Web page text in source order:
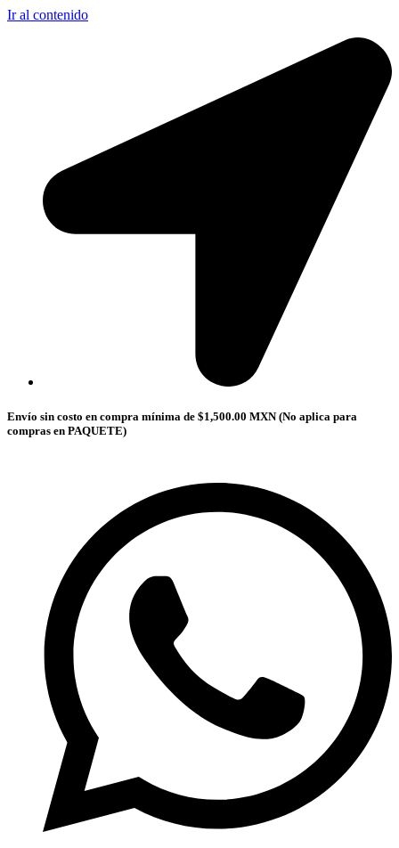
Ir al contenido
Envío sin costo en compra mínima de $1,500.00 MXN (No aplica para
compras en PAQUETE)